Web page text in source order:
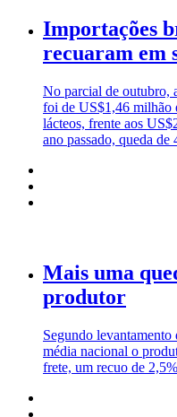
Importações
recuaram em
No parcial de outubro,
foi de US$1,46 milhão
lácteos, frente aos
ano passado, queda de
Mais uma
produtor
Segundo
média nacional o
frete, um recuo de